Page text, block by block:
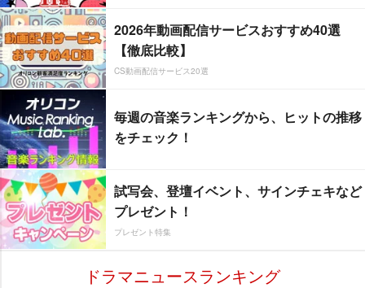
2026年動画配信サービスおすすめ40選
【徹底比較】
CS動画配信サービス20選
毎週の音楽ランキングから、ヒットの推移
をチェック！
試写会、登壇イベント、サインチェキなど
プレゼント！
プレゼント特集
ドラマニュースランキング